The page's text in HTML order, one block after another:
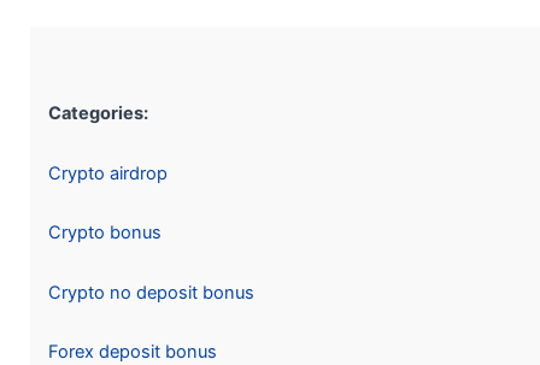
Categories:
Crypto airdrop
Crypto bonus
Crypto no deposit bonus
Forex deposit bonus